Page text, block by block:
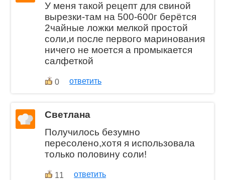
У меня такой рецепт для свиной
вырезки-там на 500-600г берётся
2чайные ложки мелкой простой
соли,и после первого маринования
ничего не моется а промыкается
салфеткой
0 ответить
Светлана
Получилось безумно
пересолено,хотя я использовала
только половину соли!
11 ответить